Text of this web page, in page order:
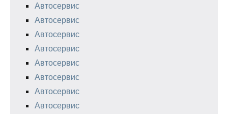
Автосервис
Автосервис
Автосервис
Автосервис
Автосервис
Автосервис
Автосервис
Автосервис